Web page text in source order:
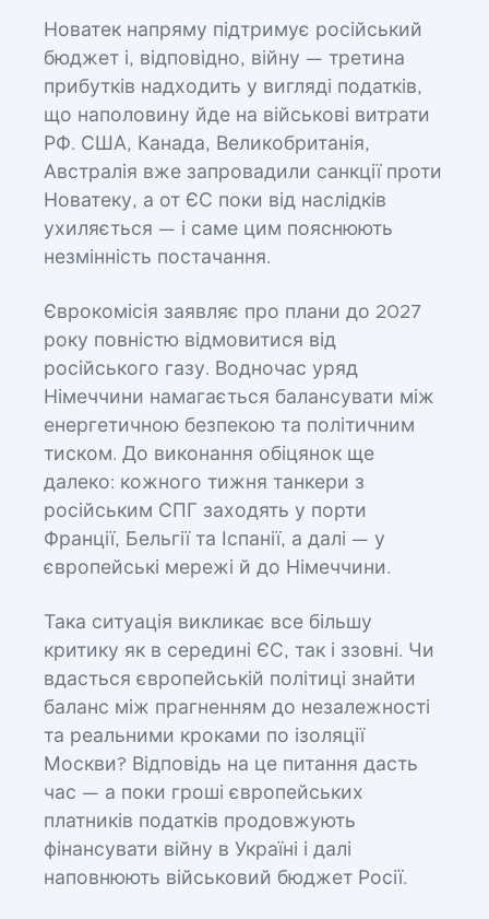
Новатек напряму підтримує російський
бюджет і, відповідно, війну — третина
прибутків надходить у вигляді податків,
що наполовину йде на військові витрати
РФ. США, Канада, Великобританія,
Австралія вже запровадили санкції проти
Новатеку, а от ЄС поки від наслідків
ухиляється — і саме цим пояснюють
незмінність постачання.
Єврокомісія заявляє про плани до 2027
року повністю відмовитися від
російського газу. Водночас уряд
Німеччини намагається балансувати між
енергетичною безпекою та політичним
тиском. До виконання обіцянок ще
далеко: кожного тижня танкери з
російським СПГ заходять у порти
Франції, Бельгії та Іспанії, а далі — у
європейські мережі й до Німеччини.
Така ситуація викликає все більшу
критику як в середині ЄС, так і ззовні. Чи
вдасться європейській політиці знайти
баланс між прагненням до незалежності
та реальними кроками по ізоляції
Москви? Відповідь на це питання дасть
час — а поки гроші європейських
платників податків продовжують
фінансувати війну в Україні і далі
наповнюють військовий бюджет Росії.